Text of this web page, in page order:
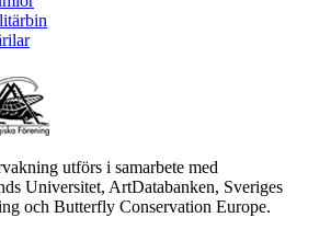
utförs i samarbete med
Universitet, ArtDatabanken, Sveriges
och Butterfly Conservation Europe.